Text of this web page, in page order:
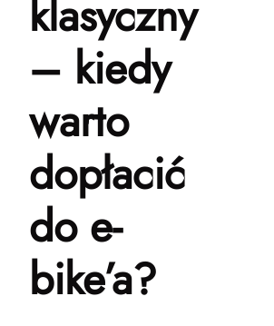
klasyczny
– kiedy
warto
dopłacić
do e-
bike’a?